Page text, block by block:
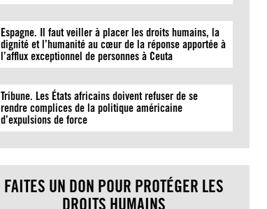
Espagne. Il faut veiller à placer les droits humains, la
dignité et l’humanité au cœur de la réponse apportée à
l’afflux exceptionnel de personnes à Ceuta
Tribune. Les États africains doivent refuser de se
rendre complices de la politique américaine
d’expulsions de force
FAITES UN DON POUR PROTÉGER LES
DROITS HUMAINS